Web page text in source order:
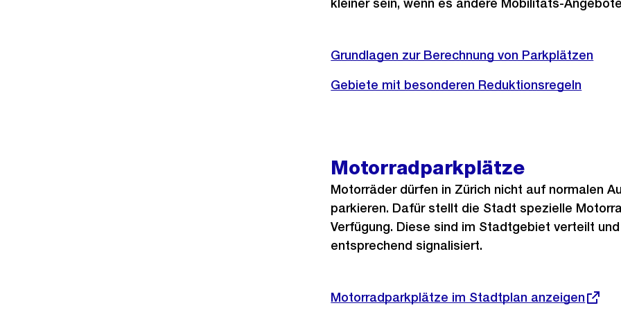
kleiner sein, wenn es andere Mobilitäts-
Grundlagen zur Berechnung von Parkplätzen
Gebiete mit besonderen Reduktionsregeln
Motorradparkplätze
Motorräder dürfen in Zürich nicht auf normalen
parkieren. Dafür stellt die Stadt spezielle
Verfügung. Diese sind im Stadtgebiet verteilt
entsprechend signalisiert.
Externer
Motorradparkplätze im Stadtplan anzeigen